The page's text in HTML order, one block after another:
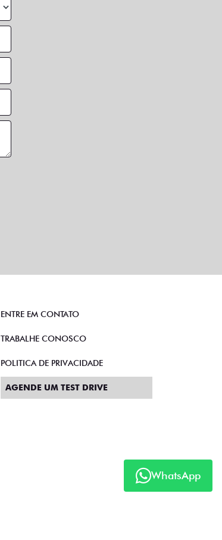
WhatsApp
ENTRE EM CONTATO
TRABALHE CONOSCO
POLITICA DE PRIVACIDADE
AGENDE UM TEST DRIVE